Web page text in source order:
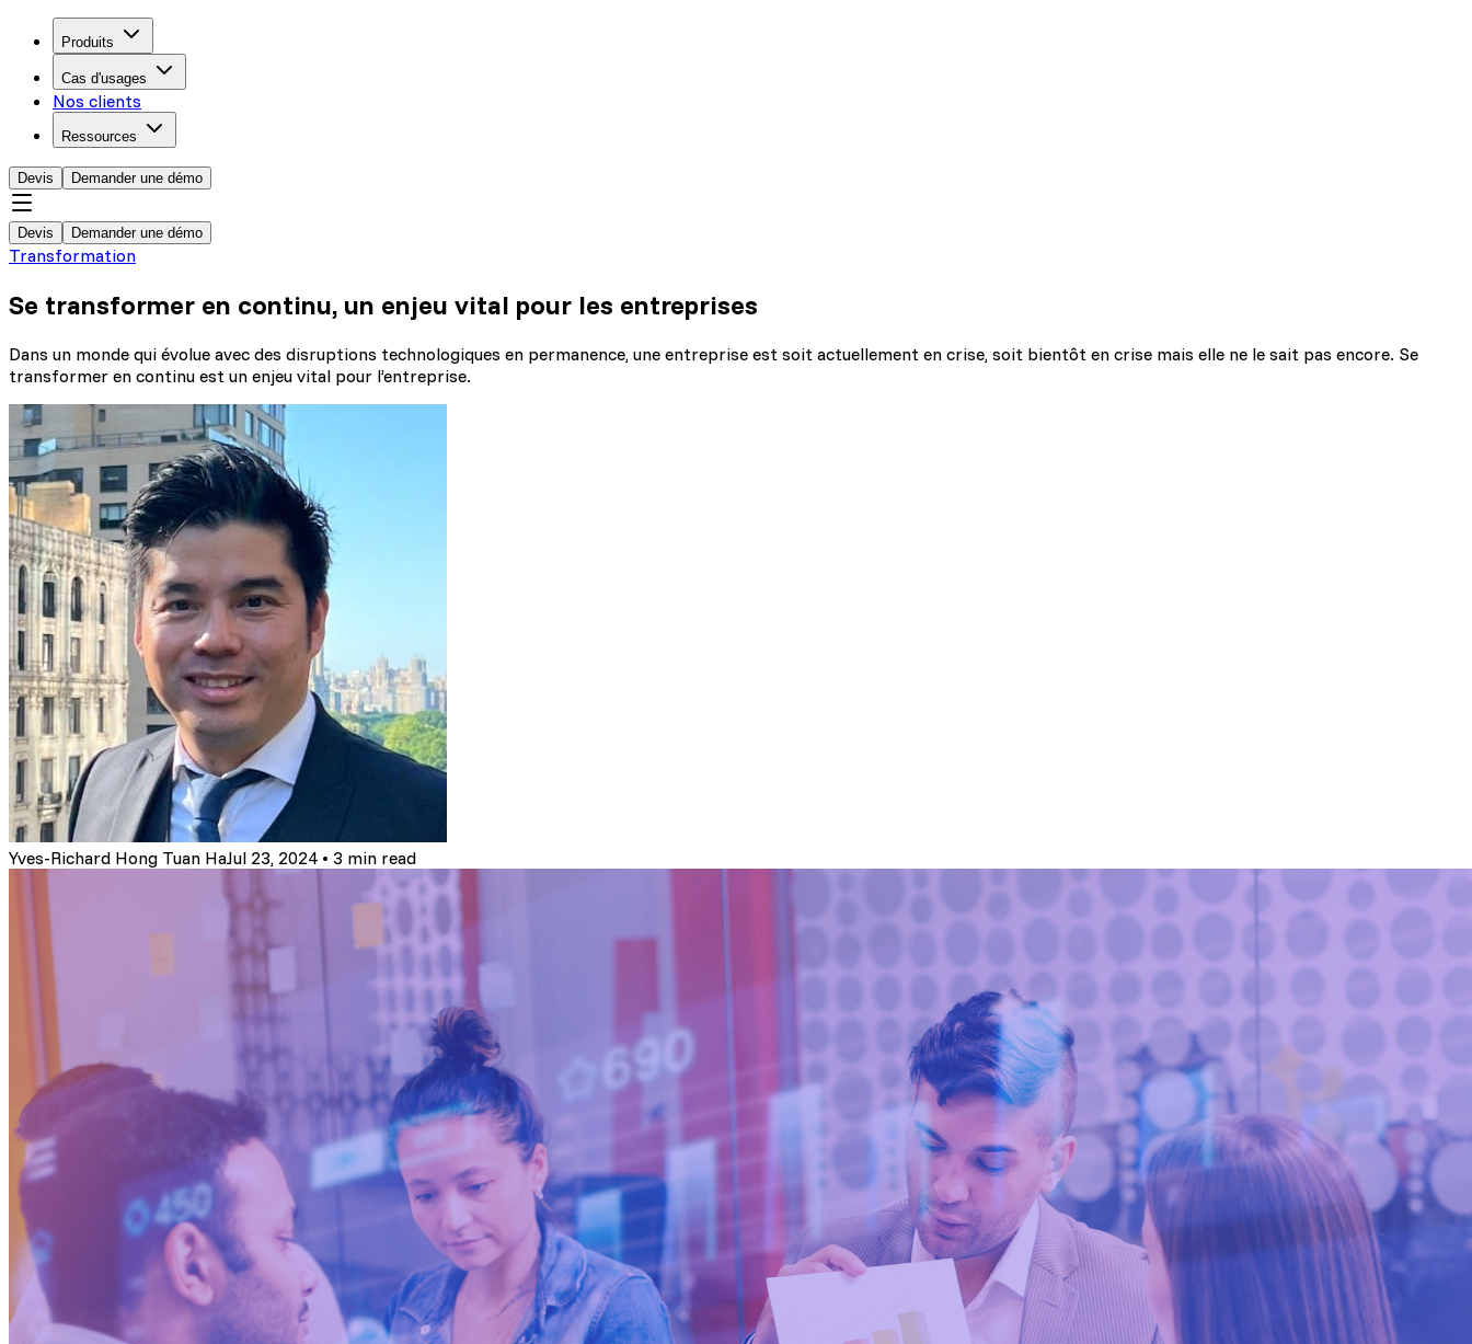
Produits
Cas d'usages
Nos clients
Ressources
Devis Demander une démo
Devis Demander une démo
Transformation
Se transformer en continu, un enjeu vital pour les entreprises
Dans un monde qui évolue avec des disruptions technologiques en permanence, une entreprise est soit actuellement en crise, soit bientôt en crise mais elle ne le sait pas encore. Se
transformer en continu est un enjeu vital pour l’entreprise.
Yves-Richard Hong Tuan HaJul 23, 2024 • 3 min read